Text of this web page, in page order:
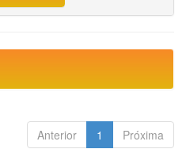
Anterior 1 Próxima